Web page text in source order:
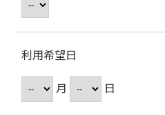
利用希望日
月
日